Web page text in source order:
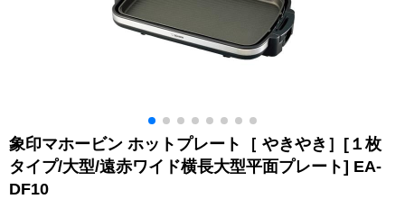
象印マホービン ホットプレート［ やきやき］[１枚
タイプ/大型/遠赤ワイド横長大型平面プレート] EA-
DF10